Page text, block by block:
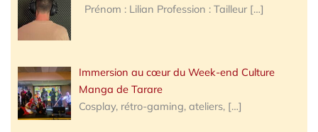
Prénom : Lilian Profession : Tailleur […]
Immersion au cœur du Week-end Culture
Manga de Tarare
Cosplay, rétro-gaming, ateliers, […]